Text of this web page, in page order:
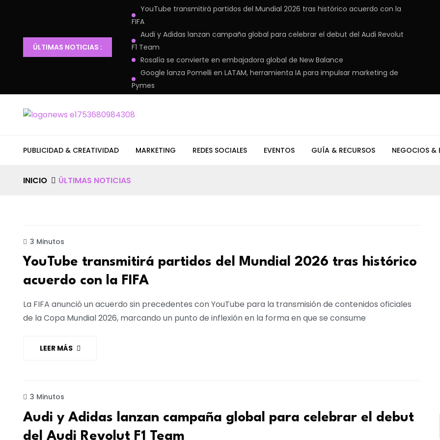
ÚLTIMAS NOTICIAS :
YouTube transmitirá partidos del Mundial 2026 tras histórico acuerdo con la
FIFA
Audi y Adidas lanzan campaña global para celebrar el debut del Audi Revolut
F1 Team
Rosalía se convierte en embajadora global de New Balance
Google lanza Pomelli en LATAM, herramienta IA para impulsar marketing de
Pymes
PUBLICIDAD & CREATIVIDAD MARKETING REDES SOCIALES EVENTOS GUÍA & RECURSOS NEGOCIOS &
INICIO ÚLTIMAS NOTICIAS
REDES SOCIALES
3 Minutos
YouTube transmitirá partidos del Mundial 2026 tras histórico
acuerdo con la FIFA
La FIFA anunció un acuerdo sin precedentes con YouTube para la transmisión de contenidos oficiales
de la Copa Mundial 2026, marcando un punto de inflexión en la forma en que se consume
LEER MÁS
MARKETING
3 Minutos
Audi y Adidas lanzan campaña global para celebrar el debut
del Audi Revolut F1 Team